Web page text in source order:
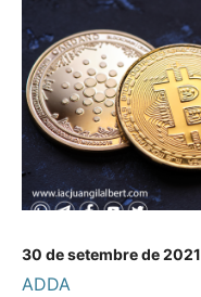
30 de setembre de 2021
ADDA